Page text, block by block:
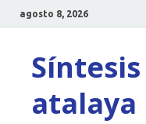
agosto 8, 2026
atalaya